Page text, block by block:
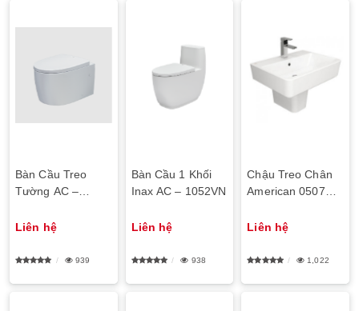
Bàn Cầu Treo
Tường AC –
Liên hệ
939
Bàn Cầu 1 Khối
Inax AC – 1052VN
Liên hệ
938
Chậu Treo Chân
American 0507W-
Liên hệ
1,022